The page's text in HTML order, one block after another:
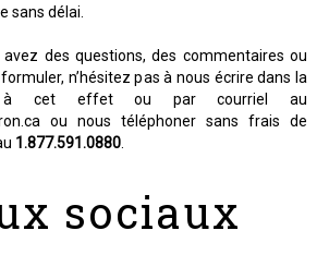
sans délai.
avez des questions, des commentaires ou
n’hésitez pas à nous écrire dans la
à cet effet ou par courriel au
ou nous téléphoner sans frais de
1.877.591.0880
sociaux